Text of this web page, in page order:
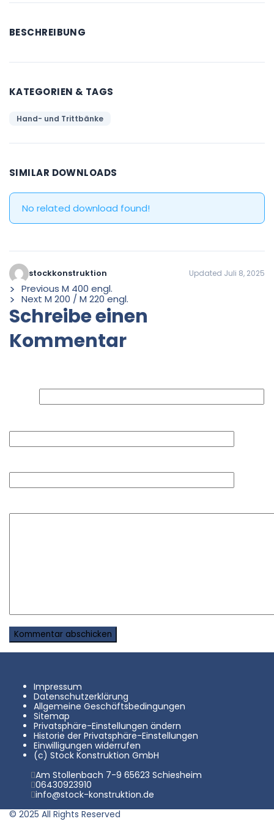
BESCHREIBUNG
KATEGORIEN & TAGS
Hand- und Trittbänke
SIMILAR DOWNLOADS
No related download found!
stockkonstruktion Updated Juli 8, 2025
Previous M 400 engl.
Next M 200 / M 220 engl.
Schreibe einen
Kommentar
Impressum
Datenschutzerklärung
Allgemeine Geschäftsbedingungen
Sitemap
Privatsphäre-Einstellungen ändern
Historie der Privatsphäre-Einstellungen
Einwilligungen widerrufen
(c) Stock Konstruktion GmbH
Am Stollenbach 7-9 65623 Schiesheim
06430923910
info@stock-konstruktion.de
© 2025 All Rights Reserved